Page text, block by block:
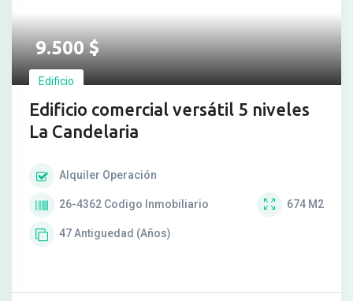
9.500$
Edificio
Edificio comercial versátil 5 niveles
La Candelaria
Alquiler Operación
26-4362 Codigo Inmobiliario 674 M2
47Antiguedad (Años)